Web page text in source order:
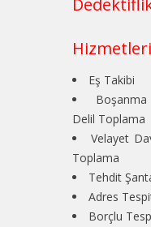
Hizmetleri
Eş Takibi
Delil Toplama
Velayet
Toplama
Tehdit
Adres
Borçlu